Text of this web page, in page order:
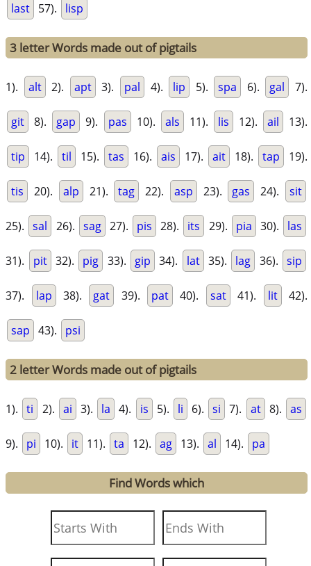
last 57). lisp
3 letter Words made out of pigtails
1). alt 2). apt 3). pal 4). lip 5). spa 6). gal 7).
git 8). gap 9). pas 10). als 11). lis 12). ail 13).
tip 14). til 15). tas 16). ais 17). ait 18). tap 19).
tis 20). alp 21). tag 22). asp 23). gas 24). sit
25). sal 26). sag 27). pis 28). its 29). pia 30). las
31). pit 32). pig 33). gip 34). lat 35). lag 36). sip
37). lap 38). gat 39). pat 40). sat 41). lit 42).
sap 43). psi
2 letter Words made out of pigtails
1). ti 2). ai 3). la 4). is 5). li 6). si 7). at 8). as
9). pi 10). it 11). ta 12). ag 13). al 14). pa
Find Words which